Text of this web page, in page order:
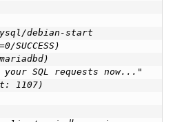
debian-start